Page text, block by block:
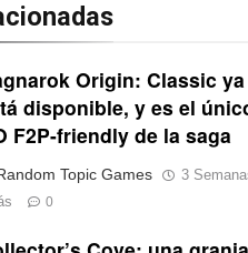
Origin: Classic ya
disponible, y es el
F2P-friendly de la saga
Topic Games
3
0